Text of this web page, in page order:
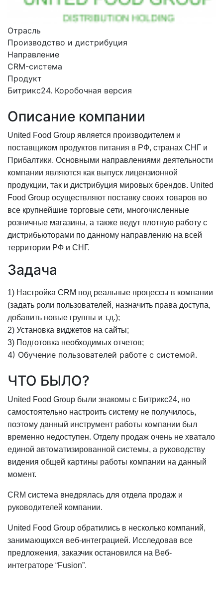
Описание компании
United Food Group является производителем и
поставщиком продуктов питания в РФ, странах СНГ и
Прибалтики. Основными направлениями деятельности
компании являются как выпуск лицензионной
продукции, так и дистрибуция мировых брендов. United
Food Group осуществляют поставку своих товаров во
все крупнейшие торговые сети, многочисленные
розничные магазины, а также ведут плотную работу с
дистрибьюторами по данному направлению на всей
территории РФ и СНГ.
Задача
1) Настройка CRM под реальные процессы в компании
(задать роли пользователей, назначить права доступа,
добавить новые группы и т.д.);
2) Установка виджетов на сайты;
3) Подготовка необходимых отчетов;
4) Обучение пользователей работе с системой.
ЧТО БЫЛО?
United Food Group были знакомы с Битрикс24, но
самостоятельно настроить систему не получилось,
поэтому данный инструмент работы компании был
временно недоступен. Отделу продаж очень не хватало
единой автоматизированной системы, а руководству
видения общей картины работы компании на данный
момент.
CRM система внедрялась для отдела продаж и
руководителей компании.
United Food Group обратились в несколько компаний,
занимающихся веб-интеграцией. Исследовав все
предложения, заказчик остановился на Веб-
интеграторе “Fusion”.
Отрасль
Производство и дистрибуция
Направление
CRM-система
Продукт
Битрикс24. Коробочная версия